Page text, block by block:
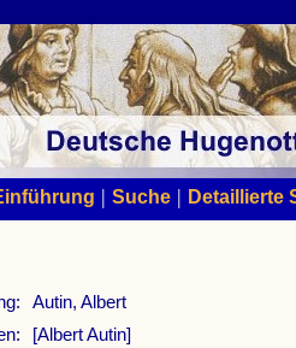
| Suche| Detaillierte
Autin, Albert
[Albert Autin]